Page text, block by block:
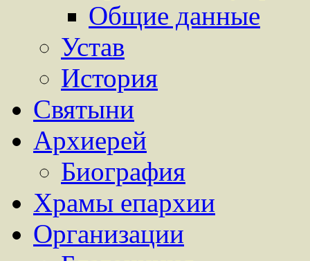
Общие данные
Устав
История
Святыни
Архиерей
Биография
Храмы епархии
Организации